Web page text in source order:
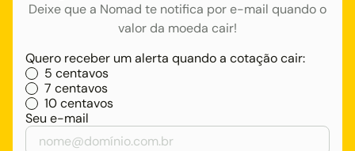
Deixe que a Nomad te notifica por e-mail quando o
valor da moeda cair!
Quero receber um alerta quando a cotação cair:
5 centavos
7 centavos
10 centavos
Seu e-mail